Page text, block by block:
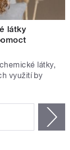
látky
látky,
využití by